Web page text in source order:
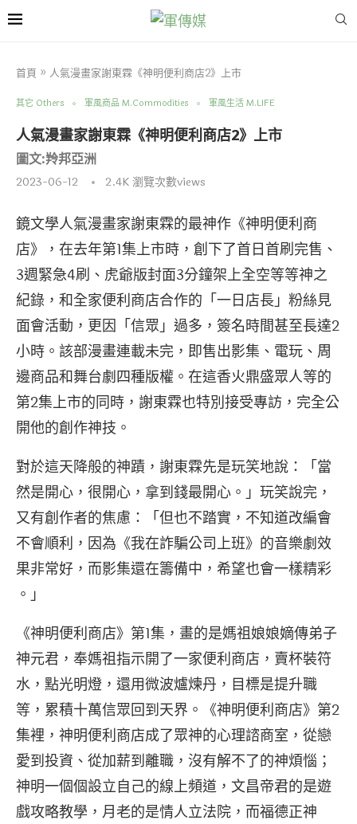
首頁 » 人氣漫畫家謝東霖《神明便利商店2》上市
其它 Others 軍風商品 M.Commodities 軍風生活 M.LIFE
人氣漫畫家謝東霖《神明便利商店2》上市
圖文:羚邦亞洲
2023-06-12 2.4K瀏覽次數views
鏡文學人氣漫畫家謝東霖的最神作《神明便利商
店》，在去年第1集上市時，創下了首日首刷完售、
3週緊急4刷、虎爺版封面3分鐘架上全空等等神之
紀錄，和全家便利商店合作的「一日店長」粉絲見
面會活動，更因「信眾」過多，簽名時間甚至長達2
小時。該部漫畫連載未完，即售出影集、電玩、周
邊商品和舞台劇四種版權。在這香火鼎盛眾人等的
第2集上市的同時，謝東霖也特別接受專訪，完全公
開他的創作神技。
對於這天降般的神蹟，謝東霖先是玩笑地說：「當
然是開心，很開心，拿到錢最開心。」玩笑說完，
又有創作者的焦慮：「但也不踏實，不知道改編會
不會順利，因為《我在詐騙公司上班》的音樂劇效
果非常好，而影集還在籌備中，希望也會一樣精彩
。」
《神明便利商店》第1集，畫的是媽祖娘娘嫡傳弟子
神元君，奉媽祖指示開了一家便利商店，賣杯裝符
水，點光明燈，還用微波爐煉丹，目標是提升職
等，累積十萬信眾回到天界。《神明便利商店》第2
集裡，神明便利商店成了眾神的心理諮商室，從戀
愛到投資、從加薪到離職，沒有解不了的神煩惱；
神明一個個設立自己的線上頻道，文昌帝君的是遊
戲攻略教學，月老的是情人立法院，而福德正神